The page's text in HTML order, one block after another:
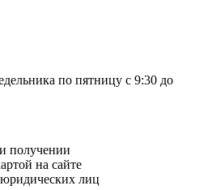
по пятницу с 9:30 до
получении
на сайте
лиц